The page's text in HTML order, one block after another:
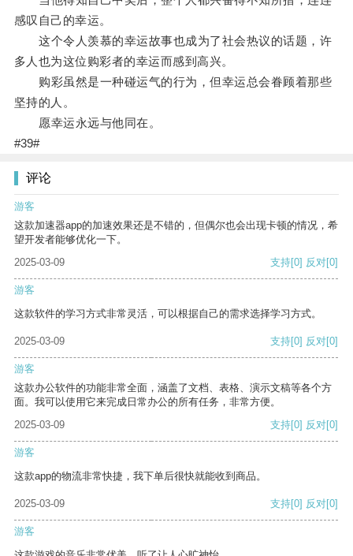
感叹自己的幸运。
这个令人羡慕的幸运故事也成为了社会热议的话题，许
多人也为这位购彩者的幸运而感到高兴。
购彩虽然是一种碰运气的行为，但幸运总会眷顾着那些
坚持的人。
愿幸运永远与他同在。
#39#
评论
游客
这款加速器app的加速效果还是不错的，但偶尔也会出现卡顿的情况，希
望开发者能够优化一下。
2025-03-09
支持[0] 反对[0]
游客
这款软件的学习方式非常灵活，可以根据自己的需求选择学习方式。
2025-03-09 支持[0] 反对[0]
游客
这款办公软件的功能非常全面，涵盖了文档、表格、演示文稿等各个方
面。我可以使用它来完成日常办公的所有任务，非常方便。
2025-03-09
支持[0] 反对[0]
游客
这款app的物流非常快捷，我下单后很快就能收到商品。
2025-03-09 支持[0] 反对[0]
游客